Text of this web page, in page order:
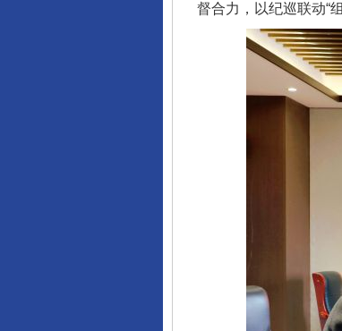
督合力，以纪巡联动“